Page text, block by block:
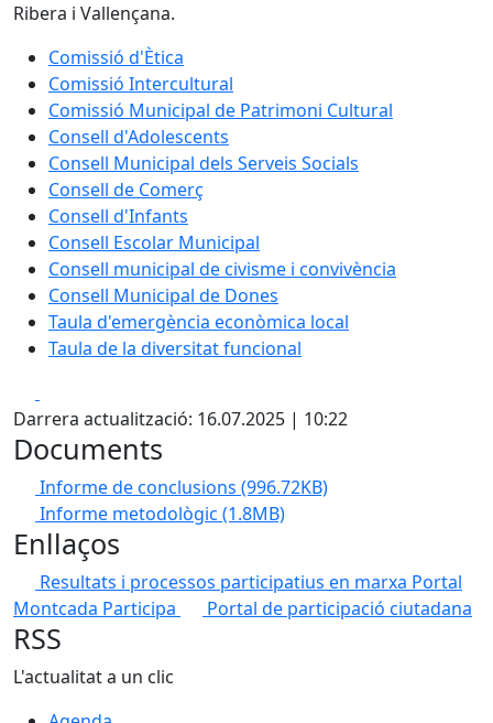
Ribera i Vallençana.
Comissió d'Ètica
Comissió Intercultural
Comissió Municipal de Patrimoni Cultural
Consell d'Adolescents
Consell Municipal dels Serveis Socials
Consell de Comerç
Consell d'Infants
Consell Escolar Municipal
Consell municipal de civisme i convivència
Consell Municipal de Dones
Taula d'emergència econòmica local
Taula de la diversitat funcional
Darrera actualització: 16.07.2025 | 10:22
Documents
Informe de conclusions (996.72KB)
Informe metodològic (1.8MB)
Enllaços
Resultats i processos participatius en marxa Portal
Montcada Participa
Portal de participació ciutadana
RSS
L'actualitat a un clic